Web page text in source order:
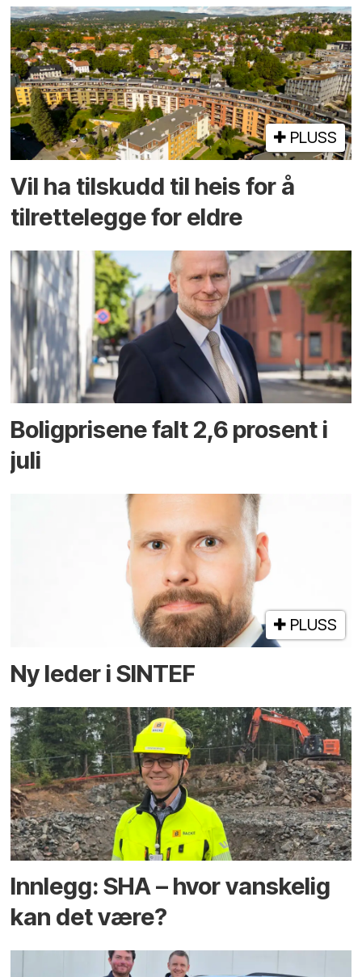
PLUSS
Vil ha tilskudd til heis for å
tilrettelegge for eldre
Boligprisene falt 2,6 prosent i
juli
PLUSS
Ny leder i SINTEF
Innlegg: SHA – hvor vanskelig
kan det være?